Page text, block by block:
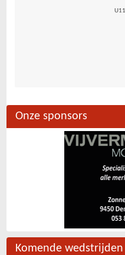
Onze sponsors
Komende wedstrijden